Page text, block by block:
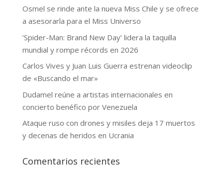
Osmel se rinde ante la nueva Miss Chile y se ofrece
a asesorarla para el Miss Universo
‘Spider-Man: Brand New Day’ lidera la taquilla
mundial y rompe récords en 2026
Carlos Vives y Juan Luis Guerra estrenan videoclip
de «Buscando el mar»
Dudamel reúne a artistas internacionales en
concierto benéfico por Venezuela
Ataque ruso con drones y misiles deja 17 muertos
y decenas de heridos en Ucrania
Comentarios recientes